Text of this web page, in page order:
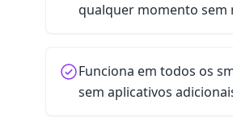
qualquer momento
Funciona em todos os
sem aplicativos